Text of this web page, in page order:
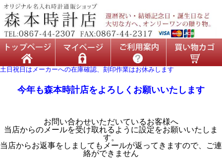
土日祝日はメーカーへの在庫確認、刻印作業はお休みします
今年も森本時計店をよろしくお願いいたします
お問い合わせいただいているお客様へ
当店からのメールを受け取れるように設定をお願いいたしま
す。
当店からお返事をしましてもメールが返ってきますので、ご連
絡ができません